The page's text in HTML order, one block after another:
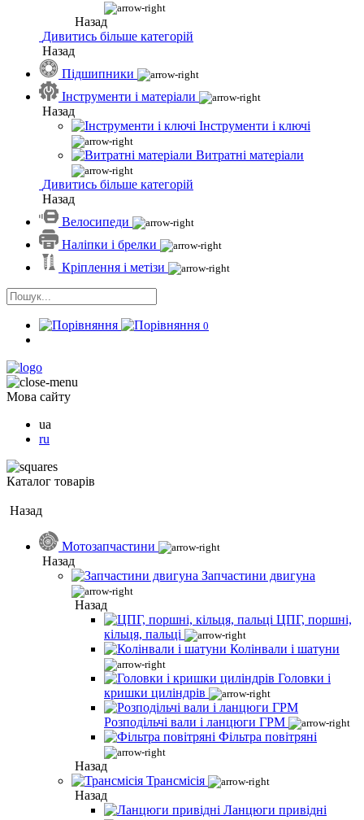
Назад
Дивитись більше категорій
Назад
Підшипники
Інструменти і матеріали
Назад
Інструменти і ключі
Витратні матеріали
Дивитись більше категорій
Назад
Велосипеди
Наліпки і брелки
Кріплення і метізи
0
Мова сайту
ua
ru
Каталог товарів
Назад
Мотозапчастини
Назад
Запчастини двигуна
Назад
ЦПГ, поршні,
кільця, пальці
Колінвали і шатуни
Головки і
кришки циліндрів
Розподільчі вали і ланцюги ГРМ
Фільтра повітряні
Назад
Трансмісія
Назад
Ланцюги привідні